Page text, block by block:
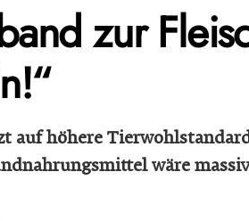
zur
auf höhere
wäre